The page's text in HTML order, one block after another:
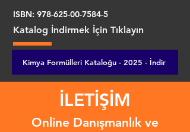
ISBN: 978-625-00-7584-5
Katalog İndirmek İçin Tıklayın
Kimya Formülleri Kataloğu - 2025 - İndir
İLETİŞİM
Online Danışmanlık ve